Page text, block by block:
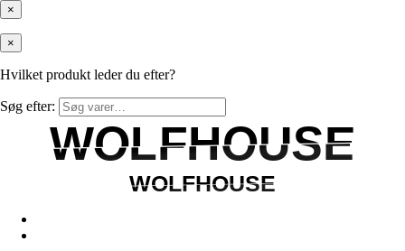
×
×
Hvilket produkt leder du efter?
Søg efter:
WOLFHOUSE
WOLFHOUSE
WOLFHOUSE
WOLFHOUSE